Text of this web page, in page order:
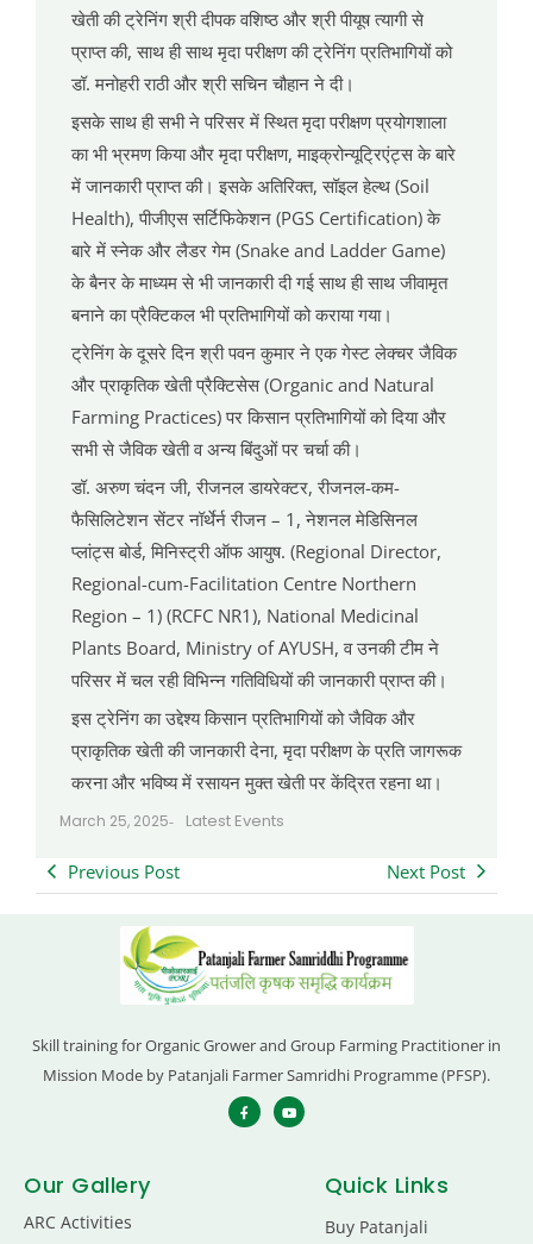
खेती की ट्रेनिंग श्री दीपक वशिष्ठ और श्री पीयूष त्यागी से
प्राप्त की, साथ ही साथ मृदा परीक्षण की ट्रेनिंग प्रतिभागियों को
डॉ. मनोहरी राठी और श्री सचिन चौहान ने दी।
इसके साथ ही सभी ने परिसर में स्थित मृदा परीक्षण प्रयोगशाला
का भी भ्रमण किया और मृदा परीक्षण, माइक्रोन्यूट्रिएंट्स के बारे
में जानकारी प्राप्त की। इसके अतिरिक्त, सॉइल हेल्थ (Soil
Health), पीजीएस सर्टिफिकेशन (PGS Certification) के
बारे में स्नेक और लैडर गेम (Snake and Ladder Game)
के बैनर के माध्यम से भी जानकारी दी गई साथ ही साथ जीवामृत
बनाने का प्रैक्टिकल भी प्रतिभागियों को कराया गया।
ट्रेनिंग के दूसरे दिन श्री पवन कुमार ने एक गेस्ट लेक्चर जैविक
और प्राकृतिक खेती प्रैक्टिसेस (Organic and Natural
Farming Practices) पर किसान प्रतिभागियों को दिया और
सभी से जैविक खेती व अन्य बिंदुओं पर चर्चा की।
डॉ. अरुण चंदन जी, रीजनल डायरेक्टर, रीजनल-कम-
फैसिलिटेशन सेंटर नॉर्थेर्न रीजन – 1, नेशनल मेडिसिनल
प्लांट्स बोर्ड, मिनिस्ट्री ऑफ आयुष. (Regional Director,
Regional-cum-Facilitation Centre Northern
Region – 1) (RCFC NR1), National Medicinal
Plants Board, Ministry of AYUSH, व उनकी टीम ने
परिसर में चल रही विभिन्न गतिविधियों की जानकारी प्राप्त की।
इस ट्रेनिंग का उद्देश्य किसान प्रतिभागियों को जैविक और
प्राकृतिक खेती की जानकारी देना, मृदा परीक्षण के प्रति जागरूक
करना और भविष्य में रसायन मुक्त खेती पर केंद्रित रहना था।
March 25, 2025- Latest Events
Previous Post Next Post
Skill training for Organic Grower and Group Farming Practitioner in
Mission Mode by Patanjali Farmer Samridhi Programme (PFSP).
Our Gallery
ARC Activities
Quick Links
Buy Patanjali